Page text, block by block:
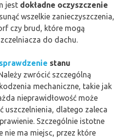
jest dokładne oczyszczenie
wszelkie zanieczyszczenia,
czy brud, które mogą
do dachu.
sprawdzenie stanu
zwrócić szczególną
mechaniczne, takie jak
nieprawidłowość może
uszczelnienia, dlatego zaleca
Szczególnie istotne
nie ma miejsc, przez które